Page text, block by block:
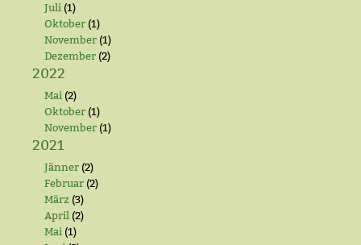
Juli (1)
Oktober (1)
November (1)
Dezember (2)
2022
Mai (2)
Oktober (1)
November (1)
2021
Jänner (2)
Februar (2)
März (3)
April (2)
Mai (1)